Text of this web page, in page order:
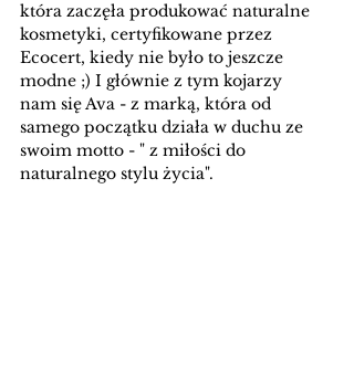
która zaczęła produkować naturalne
kosmetyki, certyfikowane przez
Ecocert, kiedy nie było to jeszcze
modne ;) I głównie z tym kojarzy
nam się Ava - z marką, która od
samego początku działa w duchu ze
swoim motto - " z miłości do
naturalnego stylu życia".